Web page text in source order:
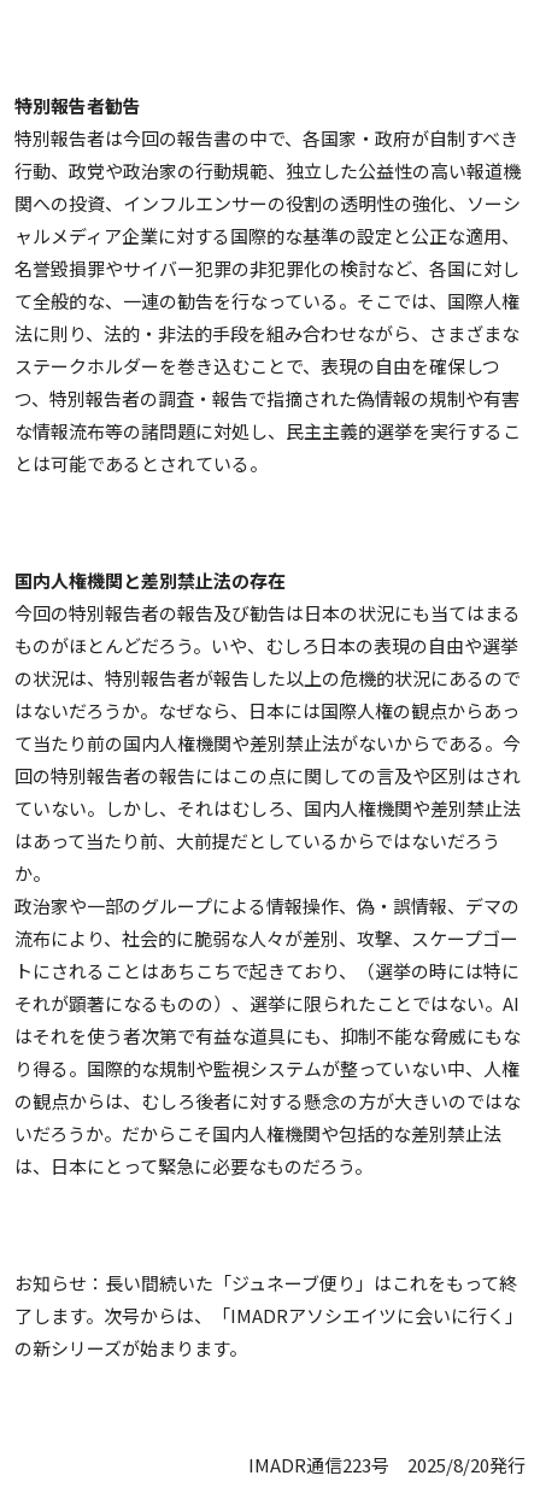
特別報告者勧告
特別報告者は今回の報告書の中で、各国家・政府が自制すべき
行動、政党や政治家の行動規範、独立した公益性の高い報道機
関への投資、インフルエンサーの役割の透明性の強化、ソーシ
ャルメディア企業に対する国際的な基準の設定と公正な適用、
名誉毀損罪やサイバー犯罪の非犯罪化の検討など、各国に対し
て全般的な、一連の勧告を行なっている。そこでは、国際人権
法に則り、法的・非法的手段を組み合わせながら、さまざまな
ステークホルダーを巻き込むことで、表現の自由を確保しつ
つ、特別報告者の調査・報告で指摘された偽情報の規制や有害
な情報流布等の諸問題に対処し、民主主義的選挙を実行するこ
とは可能であるとされている。
国内人権機関と差別禁止法の存在
今回の特別報告者の報告及び勧告は日本の状況にも当てはまる
ものがほとんどだろう。いや、むしろ日本の表現の自由や選挙
の状況は、特別報告者が報告した以上の危機的状況にあるので
はないだろうか。なぜなら、日本には国際人権の観点からあっ
て当たり前の国内人権機関や差別禁止法がないからである。今
回の特別報告者の報告にはこの点に関しての言及や区別はされ
ていない。しかし、それはむしろ、国内人権機関や差別禁止法
はあって当たり前、大前提だとしているからではないだろう
か。
政治家や一部のグループによる情報操作、偽・誤情報、デマの
流布により、社会的に脆弱な人々が差別、攻撃、スケープゴー
トにされることはあちこちで起きており、（選挙の時には特に
それが顕著になるものの）、選挙に限られたことではない。AI
はそれを使う者次第で有益な道具にも、抑制不能な脅威にもな
り得る。国際的な規制や監視システムが整っていない中、人権
の観点からは、むしろ後者に対する懸念の方が大きいのではな
いだろうか。だからこそ国内人権機関や包括的な差別禁止法
は、日本にとって緊急に必要なものだろう。
お知らせ：長い間続いた「ジュネーブ便り」はこれをもって終
了します。次号からは、「IMADRアソシエイツに会いに行く」
の新シリーズが始まります。
IMADR通信223号 2025/8/20発行